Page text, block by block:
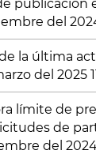
publicación
del
la última
del 2025
límite de
de
del